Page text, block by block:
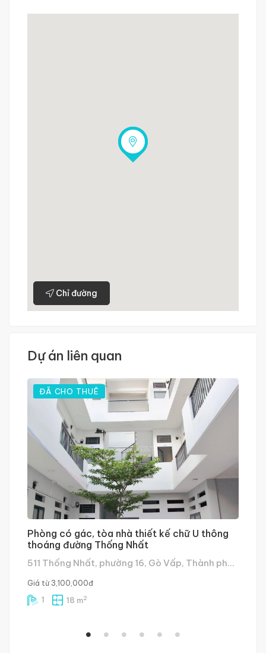
Chỉ đường
Dự án liên quan
ĐÃ CHO THUÊ
Phòng có gác, tòa nhà thiết kế chữ U thông
thoáng đường Thống Nhất
511 Thống Nhất, phường 16, Gò Vấp, Thành phố Hồ Chí Minh, Việt Nam
Giá từ 3,100,000đ
1 18 m2